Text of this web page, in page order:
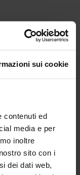
sui cookie
contenuti ed
media e per
inoltre
sito con i
dei dati web,